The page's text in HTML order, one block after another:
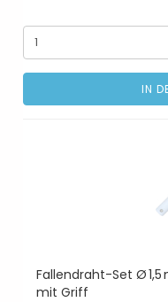
IN
Fallendraht-Set Ø
mit Griff